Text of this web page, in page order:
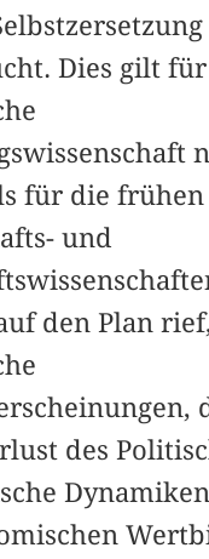
Dies gilt
für die frühen
und
den Plan
des